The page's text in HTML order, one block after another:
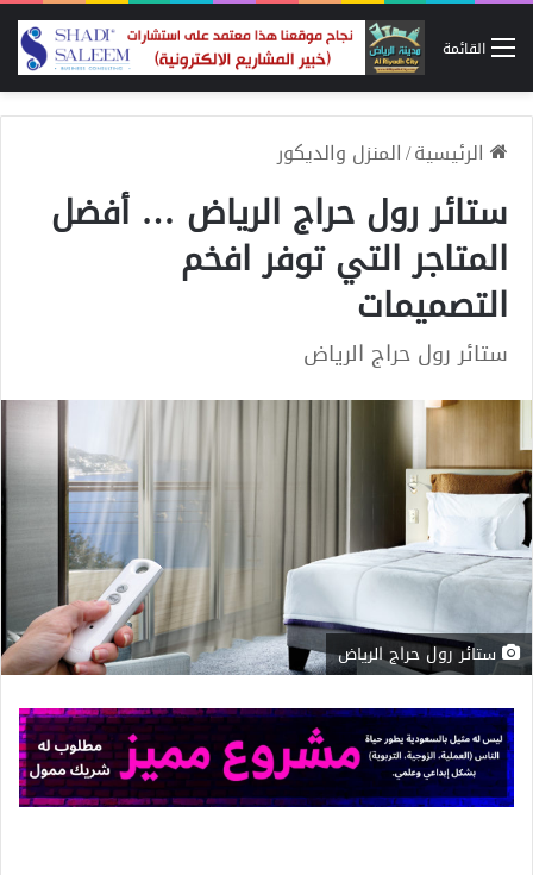
القائمة
الرئيسية/المنزل والديكور
ستائر رول حراج الرياض … أفضل
المتاجر التي توفر افخم
التصميمات
ستائر رول حراج الرياض
ستائر رول حراج الرياض